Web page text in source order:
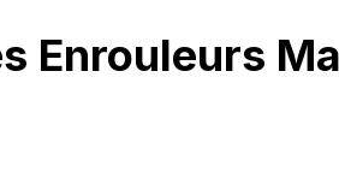
Enrouleurs